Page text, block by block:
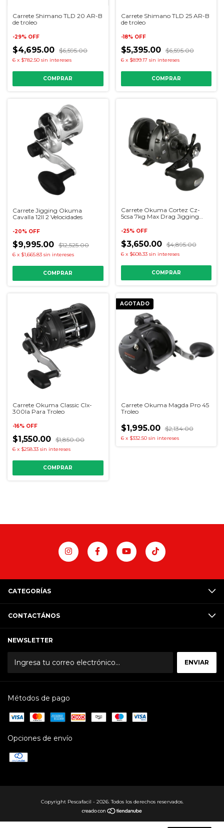
Carrete Shimano TLD 20 AR-B
de troleo
-29% OFF
$4,695.00 $6,595.00
6 x $782.50 sin intereses
Carrete Shimano TLD 25 AR-B
de troleo
-18% OFF
$5,395.00 $6,595.00
6 x $899.17 sin intereses
Carrete Jigging Okuma
Cavalla 12II 2 Velocidades
-20% OFF
$9,995.00 $12,525.00
6 x $1,665.83 sin intereses
COMPRAR
Carrete Okuma Cortez Cz-
5csa 7kg Max Drag Jigging
-25% OFF
$3,650.00 $4,895.00
6 x $608.33 sin intereses
Carrete Okuma Classic Clx-
300la Para Troleo
-16% OFF
$1,550.00 $1,850.00
6 x $258.33 sin intereses
AGOTADO
Carrete Okuma Magda Pro 45
Troleo
$1,995.00 $2,134.00
6 x $332.50 sin intereses
CATEGORÍAS
CONTACTÁNOS
NEWSLETTER
Métodos de pago
Opciones de envío
Copyright Pescafacil - 2026. Todos los derechos reservados.